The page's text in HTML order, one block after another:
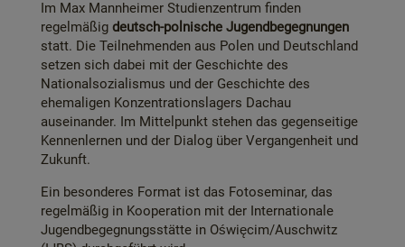
Im Max Mannheimer Studienzentrum finden
regelmäßig deutsch-polnische Jugendbegegnungen
statt. Die Teilnehmenden aus Polen und Deutschland
setzen sich dabei mit der Geschichte des
Nationalsozialismus und der Geschichte des
ehemaligen Konzentrationslagers Dachau
auseinander. Im Mittelpunkt stehen das gegenseitige
Kennenlernen und der Dialog über Vergangenheit und
Zukunft.
Ein besonderes Format ist das Fotoseminar, das
regelmäßig in Kooperation mit der Internationale
Jugendbegegnungsstätte in Oświęcim/Auschwitz